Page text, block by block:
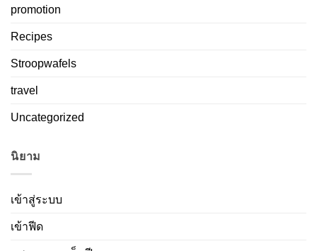
promotion
Recipes
Stroopwafels
travel
Uncategorized
นิยาม
เข้าสู่ระบบ
เข้าฟีด